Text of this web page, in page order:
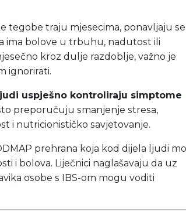
traju mjesecima, ponavljaju se
ima bolove u trbuhu, nadutost ili
kroz dulje razdoblje, važno je
ignorirati.
uspješno kontroliraju simptome
preporučuju smanjenje stresa,
i nutricionističko savjetovanje.
prehrana koja kod dijela ljudi
i bolova. Liječnici naglašavaju da uz
osobe s IBS-om mogu voditi